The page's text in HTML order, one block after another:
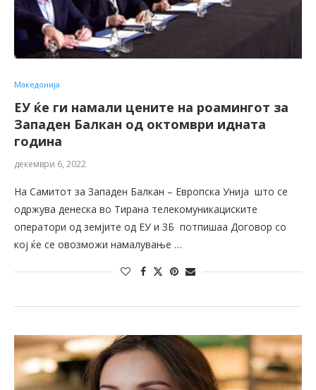
Македонија
ЕУ ќе ги намали цените на роамингот за
Западен Балкан од октомври идната
година
декември 6, 2022
На Самитот за Западен Балкан – Европска Унија што се
одржува денеска во Тирана телекомуникациските
оператори од земјите од ЕУ и ЗБ потпишаа Договор со
кој ќе се овозможи намалување …